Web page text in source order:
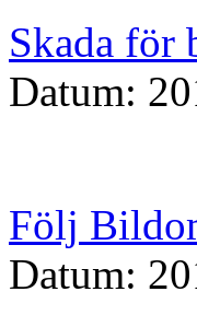
Skada för
Datum:
Följ
Datum: